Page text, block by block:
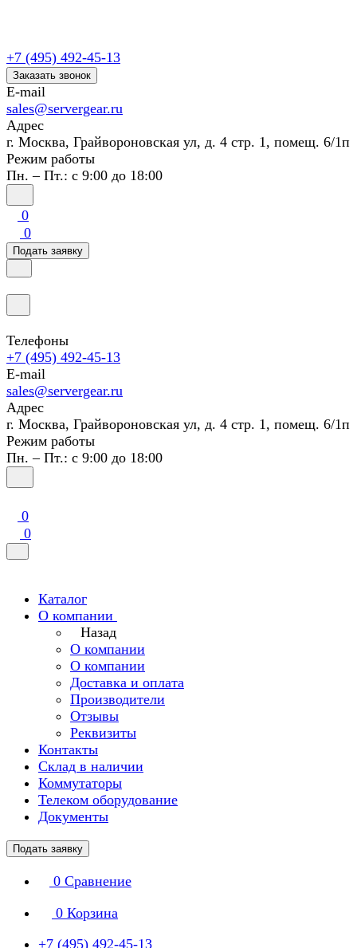
+7 (495) 492-45-13
Заказать звонок
E-mail
sales@servergear.ru
Адрес
г. Москва, Грайвороновская ул, д. 4 стр. 1, помещ. 6/1п
Режим работы
Пн. – Пт.: с 9:00 до 18:00
0
0
Подать заявку
Телефоны
+7 (495) 492-45-13
E-mail
sales@servergear.ru
Адрес
г. Москва, Грайвороновская ул, д. 4 стр. 1, помещ. 6/1п
Режим работы
Пн. – Пт.: с 9:00 до 18:00
0
0
Каталог
О компании
Назад
О компании
О компании
Доставка и оплата
Производители
Отзывы
Реквизиты
Контакты
Склад в наличии
Коммутаторы
Телеком оборудование
Документы
Подать заявку
0 Сравнение
0 Корзина
+7 (495) 492-45-13